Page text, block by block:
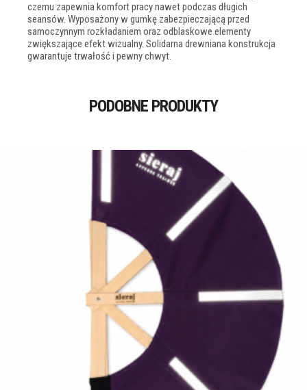
czemu zapewnia komfort pracy nawet podczas długich
seansów. Wyposażony w gumkę zabezpieczającą przed
samoczynnym rozkładaniem oraz odblaskowe elementy
zwiększające efekt wizualny. Solidarna drewniana konstrukcja
gwarantuje trwałość i pewny chwyt.
PODOBNE PRODUKTY